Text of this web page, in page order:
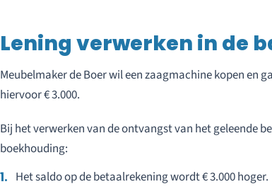
Lening verwerken in de
Meubelmaker de Boer wil een zaagmachine kopen en
hiervoor € 3.000.
Bij het verwerken van de ontvangst van het geleende
boekhouding:
Het saldo op de betaalrekening wordt € 3.000 hoger.